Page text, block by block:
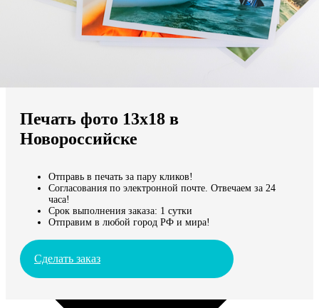
Мы доставляем по всему миру
Продолжить без города
Печать фото 13х18 в
Новороссийске
Отправь в печать за пару кликов!
Согласования по электронной почте. Отвечаем за 24
часа!
Срок выполнения заказа: 1 сутки
Отправим в любой город РФ и мира!
Сделать заказ